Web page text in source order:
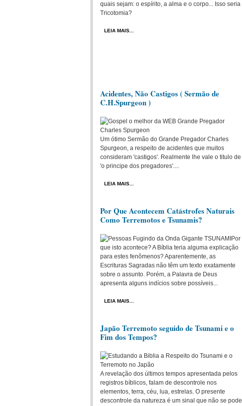
quais sejam: o espírito, a alma e o corpo... Isso seria
Tricotomia?
LEIA MAIS...
Acidentes, Não Castigos ( Sermão de
C.H.Spurgeon )
Um ótimo Sermão do Grande Pregador Charles
Spurgeon, a respeito de acidentes que muitos
consideram 'castigos'. Realmente lhe vale o titulo de
'o principe dos pregadores'....
LEIA MAIS...
Por Que Acontecem Catástrofes Naturais
Como Terremotos e Tsunamis?
Por
que isto acontece? A Bíblia teria alguma explicação
para estes fenômenos? Aparentemente, as
Escrituras Sagradas não têm um texto exatamente
sobre o assunto. Porém, a Palavra de Deus
apresenta alguns indícios sobre possíveis...
LEIA MAIS...
Japão Terremoto seguido de Tsunami e o
Fim dos Tempos?
A revelação dos últimos tempos apresentada pelos
registros bíblicos, falam de descontrole nos
elementos, terra, céu, lua, estrelas. O presente
descontrole da natureza é um sinal que não se pode